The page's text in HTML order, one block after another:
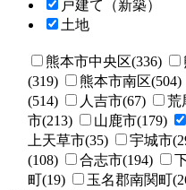
戸建て（新築）
土地
熊本市中央区(336)
(319)
熊本市南区(504)
(514)
人吉市(67) 荒
市(213)
山鹿市(179)
上天草市(35)
宇城市
(108)
合志市(194)
町(19)
玉名郡南関町